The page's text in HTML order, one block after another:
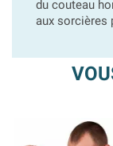
du couteau
aux sorcières